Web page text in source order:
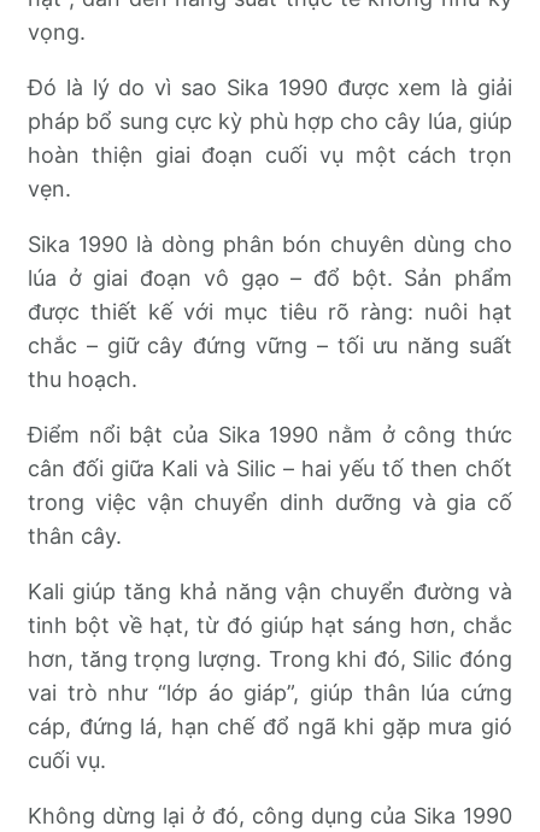
vọng.
Đó là lý do vì sao Sika 1990 được xem là giải
pháp bổ sung cực kỳ phù hợp cho cây lúa, giúp
hoàn thiện giai đoạn cuối vụ một cách trọn
vẹn.
Sika 1990 là dòng phân bón chuyên dùng cho
lúa ở giai đoạn vô gạo – đổ bột. Sản phẩm
được thiết kế với mục tiêu rõ ràng: nuôi hạt
chắc – giữ cây đứng vững – tối ưu năng suất
thu hoạch.
Điểm nổi bật của Sika 1990 nằm ở công thức
cân đối giữa Kali và Silic – hai yếu tố then chốt
trong việc vận chuyển dinh dưỡng và gia cố
thân cây.
Kali giúp tăng khả năng vận chuyển đường và
tinh bột về hạt, từ đó giúp hạt sáng hơn, chắc
hơn, tăng trọng lượng. Trong khi đó, Silic đóng
vai trò như “lớp áo giáp”, giúp thân lúa cứng
cáp, đứng lá, hạn chế đổ ngã khi gặp mưa gió
cuối vụ.
Không dừng lại ở đó, công dụng của Sika 1990